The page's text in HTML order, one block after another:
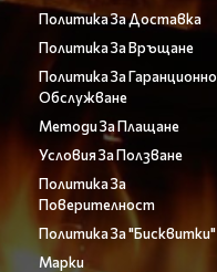
Политика За Доставка
Политика За Връщане
Политика За Гаранционно
Обслужване
Методи За Плащане
Условия За Ползване
Политика За
Поверителност
Политика За "Бисквитки"
Марки